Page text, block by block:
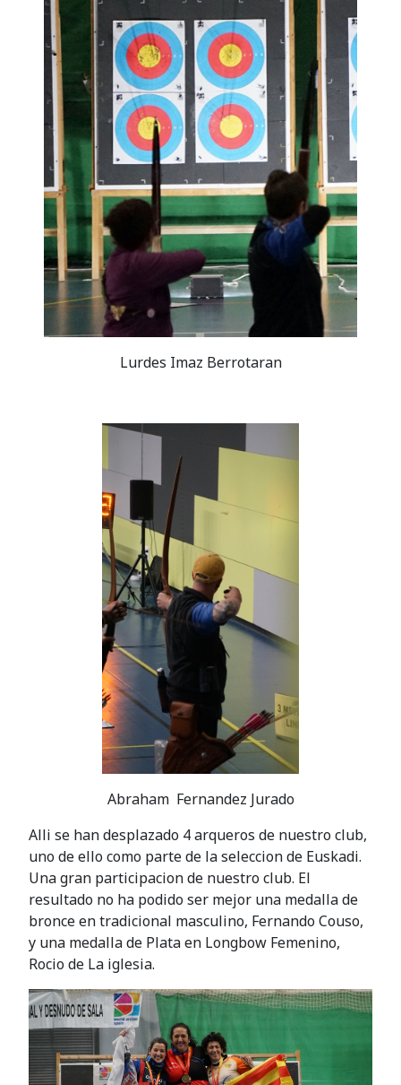
Lurdes Imaz Berrotaran
Abraham Fernandez Jurado
Alli se han desplazado 4 arqueros de nuestro club,
uno de ello como parte de la seleccion de Euskadi.
Una gran participacion de nuestro club. El
resultado no ha podido ser mejor una medalla de
bronce en tradicional masculino, Fernando Couso,
y una medalla de Plata en Longbow Femenino,
Rocio de La iglesia.